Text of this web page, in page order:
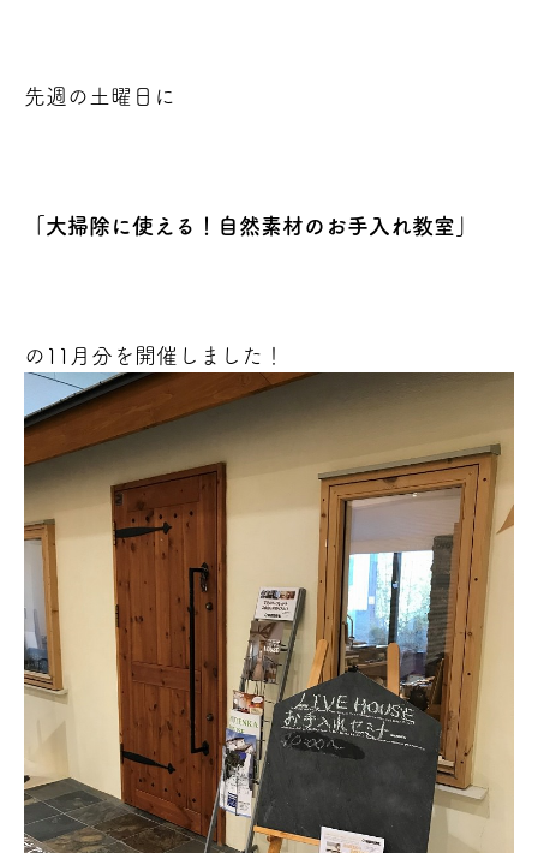
先週の土曜日に
「大掃除に使える！自然素材のお手入れ教室」
の11月分を開催しました！